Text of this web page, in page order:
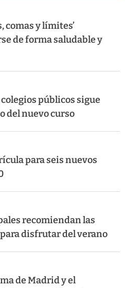
comas y límites’
de forma saludable y
públicos sigue
del nuevo curso
para seis nuevos
recomiendan las
para disfrutar del verano
de Madrid y el